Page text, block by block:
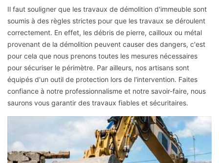
Il faut souligner que les travaux de démolition d'immeuble sont
soumis à des règles strictes pour que les travaux se déroulent
correctement. En effet, les débris de pierre, cailloux ou métal
provenant de la démolition peuvent causer des dangers, c'est
pour cela que nous prenons toutes les mesures nécessaires
pour sécuriser le périmètre. Par ailleurs, nos artisans sont
équipés d'un outil de protection lors de l'intervention. Faites
confiance à notre professionnalisme et notre savoir-faire, nous
saurons vous garantir des travaux fiables et sécuritaires.